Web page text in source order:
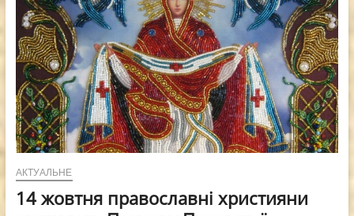
АКТУАЛЬНЕ
14 жовтня православні християни